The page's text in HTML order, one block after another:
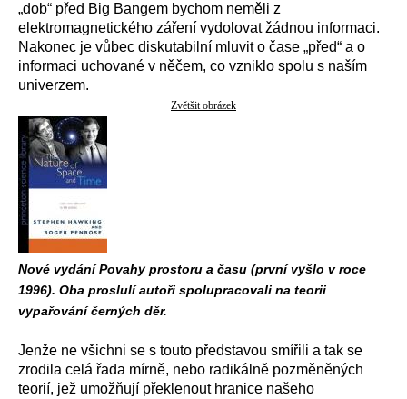
„dob“ před Big Bangem bychom neměli z
elektromagnetického záření vydolovat žádnou informaci.
Nakonec je vůbec diskutabilní mluvit o čase „před“ a o
informaci uchované v něčem, co vzniklo spolu s naším
univerzem.
Zvětšit obrázek
Nové vydání Povahy prostoru a času (první vyšlo v roce
1996). Oba proslulí autoři spolupracovali na teorii
vypařování černých děr.
Jenže ne všichni se s touto představou smířili a tak se
zrodila celá řada mírně, nebo radikálně pozměněných
teorií, jež umožňují překlenout hranice našeho